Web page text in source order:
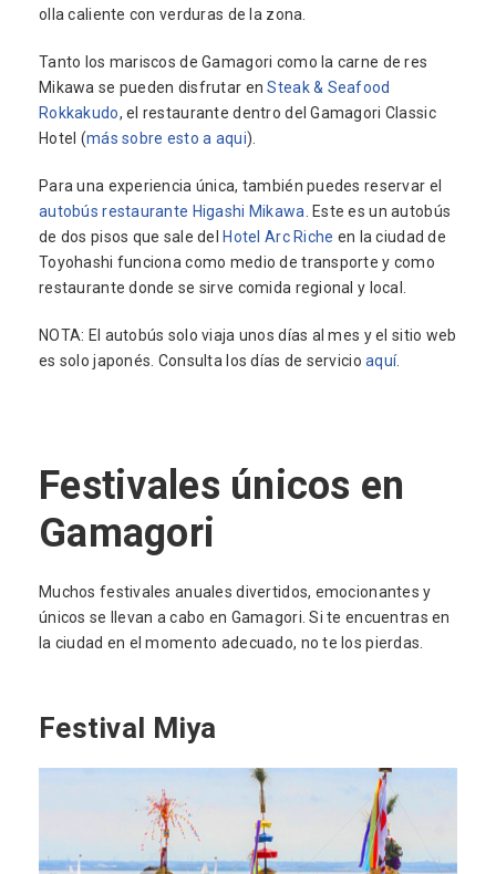
olla caliente con verduras de la zona.
Tanto los mariscos de Gamagori como la carne de res
Mikawa se pueden disfrutar enSteak & Seafood
Rokkakudo, el restaurante dentro del Gamagori Classic
Hotel (más sobre esto a aqui).
Para una experiencia única, también puedes reservar el
autobús restaurante Higashi Mikawa . Este es un autobús
de dos pisos que sale delHotel Arc Riche en la ciudad de
Toyohashi funciona como medio de transporte y como
restaurante donde se sirve comida regional y local.
NOTA: El autobús solo viaja unos días al mes y el sitio web
es solo japonés. Consulta los días de servicioaquí.
Festivales únicos en
Gamagori
Muchos festivales anuales divertidos, emocionantes y
únicos se llevan a cabo en Gamagori. Si te encuentras en
la ciudad en el momento adecuado, no te los pierdas.
Festival Miya